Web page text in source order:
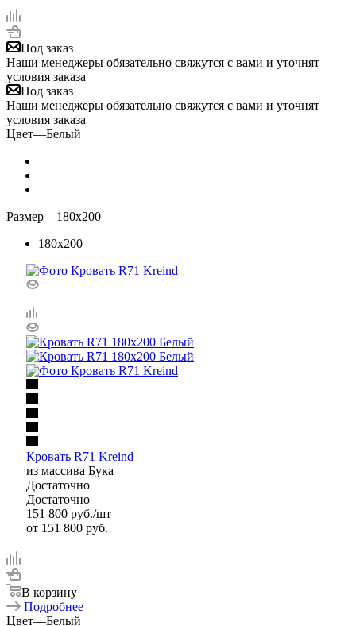
Под заказ
Наши менеджеры обязательно свяжутся с вами и уточнят
условия заказа
Под заказ
Наши менеджеры обязательно свяжутся с вами и уточнят
условия заказа
Цвет—Белый
Размер—180x200
180x200
Кровать R71 Kreind
из массива Бука
Достаточно
Достаточно
151 800 руб./шт
от 151 800 руб.
В корзину
Подробнее
Цвет—Белый